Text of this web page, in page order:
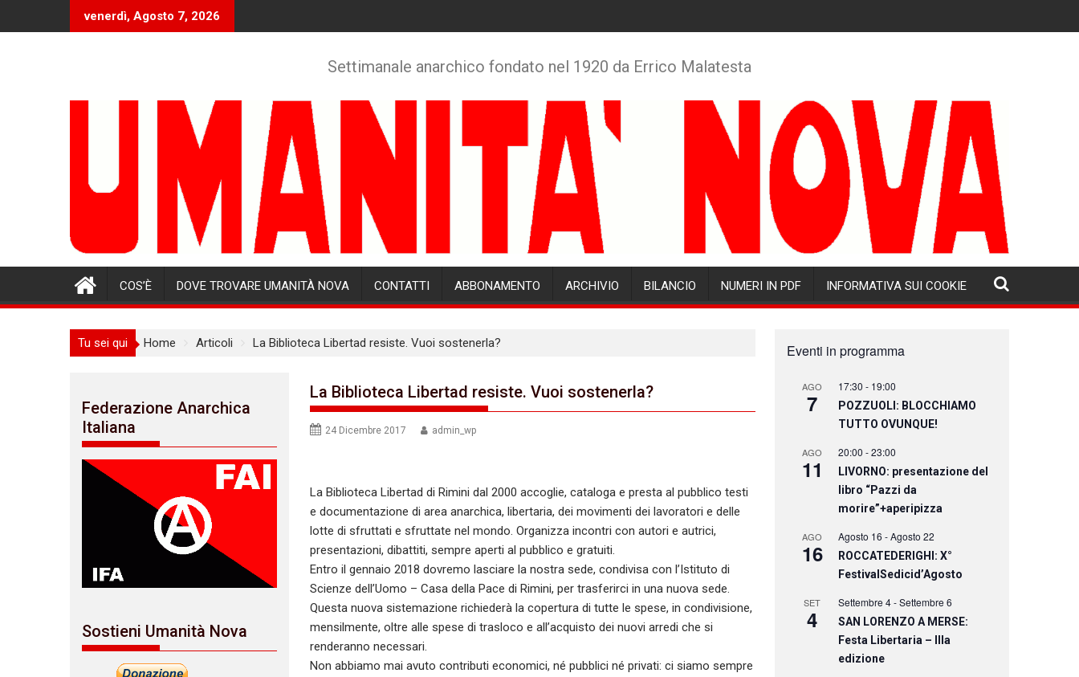
venerdì, Agosto 7, 2026
Settimanale anarchico fondato nel 1920 da Errico Malatesta
COS’È DOVE TROVARE UMANITÀ NOVA CONTATTI ABBONAMENTO ARCHIVIO BILANCIO NUMERI IN PDF INFORMATIVA SUI COOKIE
Tu sei qui Home Articoli La Biblioteca Libertad resiste. Vuoi sostenerla?
La Biblioteca Libertad resiste. Vuoi sostenerla?
24 Dicembre 2017 admin_wp
La Biblioteca Libertad di Rimini dal 2000 accoglie, cataloga e presta al pubblico testi
e documentazione di area anarchica, libertaria, dei movimenti dei lavoratori e delle
lotte di sfruttati e sfruttate nel mondo. Organizza incontri con autori e autrici,
presentazioni, dibattiti, sempre aperti al pubblico e gratuiti.
Entro il gennaio 2018 dovremo lasciare la nostra sede, condivisa con l’Istituto di
Scienze dell’Uomo – Casa della Pace di Rimini, per trasferirci in una nuova sede.
Questa nuova sistemazione richiederà la copertura di tutte le spese, in condivisione,
mensilmente, oltre alle spese di trasloco e all’acquisto dei nuovi arredi che si
renderanno necessari.
Non abbiamo mai avuto contributi economici, né pubblici né privati: ci siamo sempre
Federazione Anarchica
Italiana
Sostieni Umanità Nova
Eventi in programma
AGO
7
17:30 - 19:00
POZZUOLI: BLOCCHIAMO
TUTTO OVUNQUE!
AGO
11
20:00 -23:00
LIVORNO: presentazione del
libro “Pazzi da
morire”+aperipizza
AGO
16
Agosto 16 -Agosto 22
ROCCATEDERIGHI: X°
FestivalSedicid’Agosto
SET
4
Settembre 4-Settembre 6
SAN LORENZO A MERSE:
Festa Libertaria – IIIa
edizione